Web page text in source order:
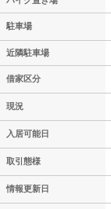
駐車場
近隣駐車場
借家区分
現況
入居可能日
取引態様
情報更新日